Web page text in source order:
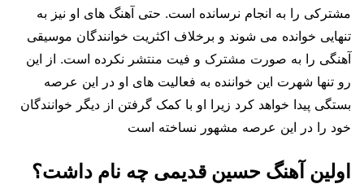
مشترکی را به انجام نرسانده است. حتی آهنگ های او نیز به
تنهایی خوانده می‌ شوند و برخلاف اکثریت خوانندگان موسیقی
آهنگی را به صورت مشترک و فیت منتشر نکرده است. از این‌
رو تنها شهرت این خواننده به فعالیت‌ های او در این عرصه
بستگی پیدا خواهد کرد زیرا او با کمک گرفتن از دیگر خوانندگان
خود را در این عرصه مشهور نساخته است
اولین آهنگ حسین قدیمی چه نام داشت؟